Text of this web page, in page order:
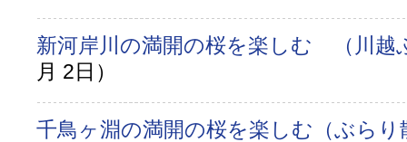
新河岸川の満開の桜を楽しむ （川越
月 2日）
千鳥ヶ淵の満開の桜を楽しむ（ぶら